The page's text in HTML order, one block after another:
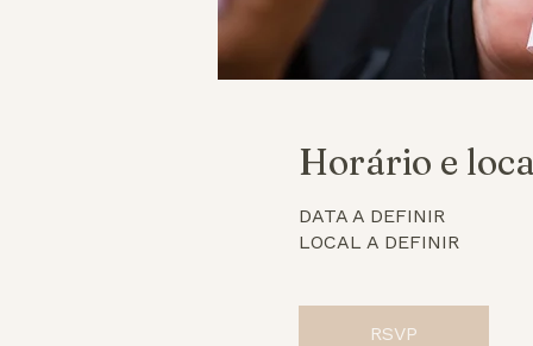
Horário e
DATA A DEFINIR
LOCAL A DEFINIR
RSVP